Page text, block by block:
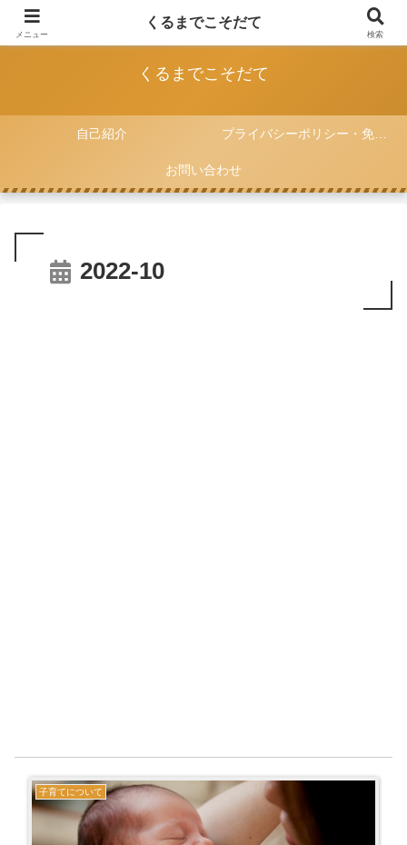
FIAT 500と一緒に子育てをしていく記録
くるまでこそだて
自己紹介 プライバシーポリシー・免責事項
お問い合わせ
2022-10
子育てについて
メニュー
くるまでこそだて
検索